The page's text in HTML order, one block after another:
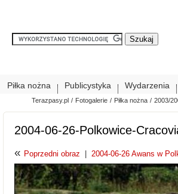
Piłka nożna Publicystyka Wydarzenia
Terazpasy.pl / Fotogalerie / Piłka nożna / 2003/
2004-06-26-Polkowice-
« Poprzedni obraz 2004-06-26 Awans w